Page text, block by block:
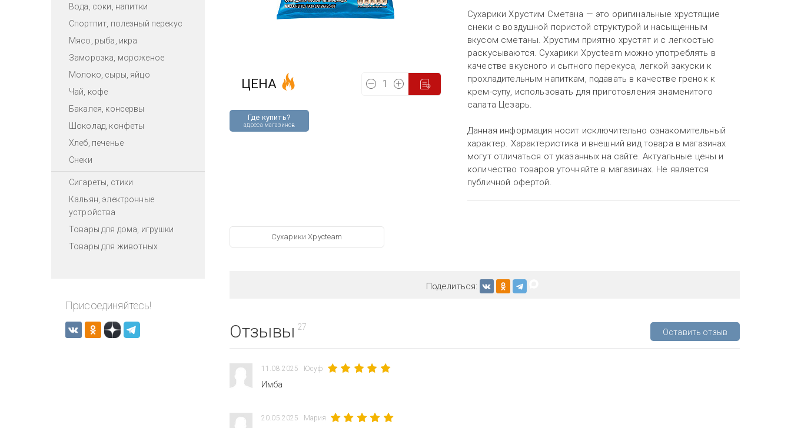
Вода, соки, напитки
Спортпит, полезный перекус
Мясо, рыба, икра
Заморозка, мороженое
Молоко, сыры, яйцо
Чай, кофе
Бакалея, консервы
Шоколад, конфеты
Хлеб, печенье
Снеки
Сигареты, стики
Кальян, электронные
устройства
Товары для дома, игрушки
Товары для животных
Присоединяйтесь!
Где купить?
адреса магазинов
ЦЕНА
Сухарики Хрустим Сметана — это оригинальные хрустящие
снеки с воздушной пористой структурой и насыщенным
вкусом сметаны. Хрустим приятно хрустят и с легкостью
раскусываются. Сухарики Хрусteam можно употреблять в
качестве вкусного и сытного перекуса, легкой закуски к
прохладительным напиткам, подавать в качестве гренок к
крем-супу, использовать для приготовления знаменитого
салата Цезарь.
Данная информация носит исключительно ознакомительный
характер. Характеристика и внешний вид товара в магазинах
могут отличаться от указанных на сайте. Актуальные цены и
количество товаров уточняйте в магазинах. Не является
публичной офертой.
Сухарики Хрусteam
Поделиться:
Отзывы 27
Оставить отзыв
11.08.2025 Юсуф
Имба
20.05.2025 Мария